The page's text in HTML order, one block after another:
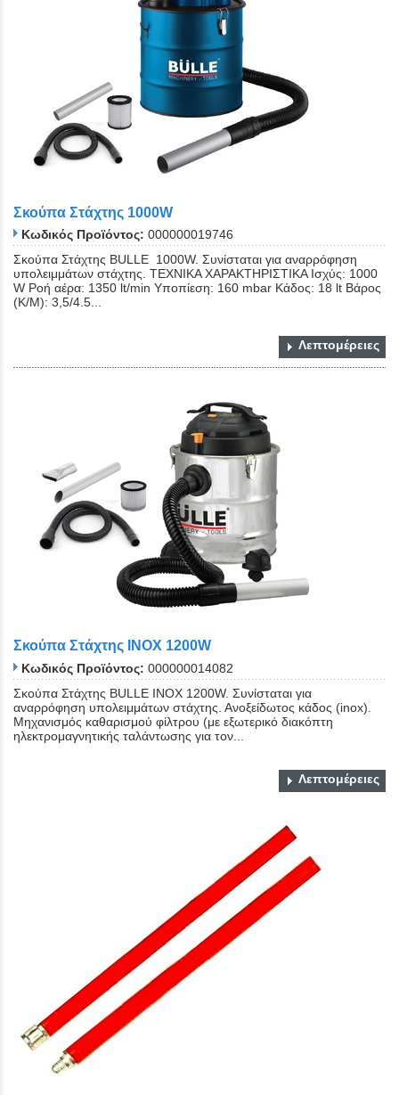
Σκούπα Στάχτης 1000W
Κωδικός Προϊόντος: 000000019746
Σκούπα Στάχτης BULLE 1000W. Συνίσταται για αναρρόφηση
υπολειμμάτων στάχτης. ΤΕΧΝΙΚΑ ΧΑΡΑΚΤΗΡΙΣΤΙΚΑ Ισχύς: 1000
W Ροή αέρα: 1350 lt/min Υποπίεση: 160 mbar Κάδος: 18 lt Βάρος
(Κ/Μ): 3,5/4.5...
Λεπτομέρειες
Σκούπα Στάχτης INOX 1200W
Κωδικός Προϊόντος: 000000014082
Σκούπα Στάχτης BULLE INOX 1200W. Συνίσταται για
αναρρόφηση υπολειμμάτων στάχτης. Ανοξείδωτος κάδος (inox).
Μηχανισμός καθαρισμού φίλτρου (με εξωτερικό διακόπτη
ηλεκτρομαγνητικής ταλάντωσης για τον...
Λεπτομέρειες